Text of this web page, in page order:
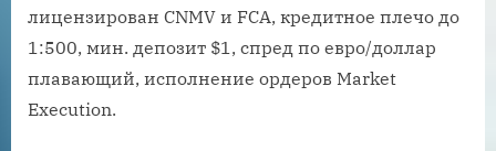
лицензирован CNMV и FCA, кредитное плечо до
1:500, мин. депозит $1, спред по евро/доллар
плавающий, исполнение ордеров Market
Execution.